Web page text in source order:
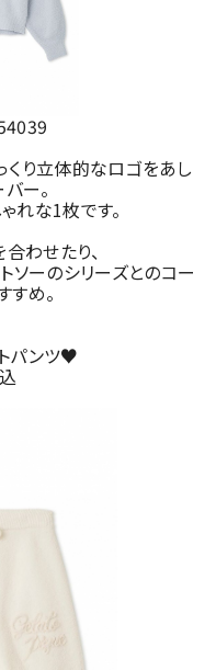
くり立体的なロゴをあし
ー。
れな1枚です。
わせたり、
ソーのシリーズとのコー
すめ。
パンツ♥